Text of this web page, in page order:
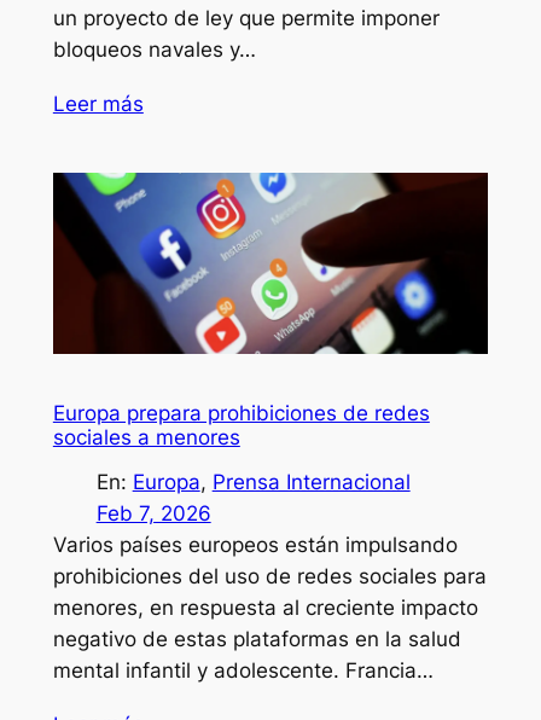
un proyecto de ley que permite imponer
bloqueos navales y…
Leer más
Europa prepara prohibiciones de redes
sociales a menores
En: Europa, Prensa Internacional
Feb 7, 2026
Varios países europeos están impulsando
prohibiciones del uso de redes sociales para
menores, en respuesta al creciente impacto
negativo de estas plataformas en la salud
mental infantil y adolescente. Francia…